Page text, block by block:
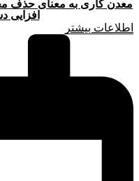
معدن کاری به معنای حذف
افزایی
اطلاعات بیشتر